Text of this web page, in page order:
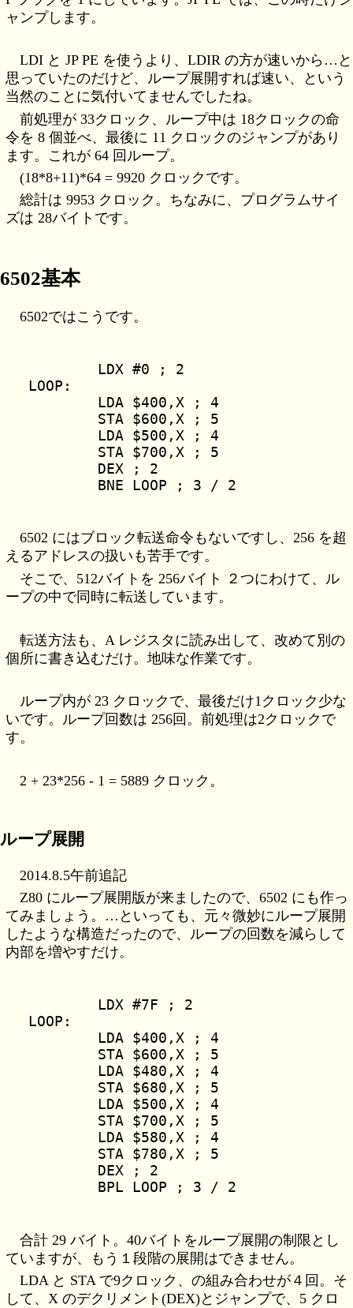
ャンプします。
LDI と JP PE を使うより、LDIR の方が速いから…と
思っていたのだけど、ループ展開すれば速い、という
当然のことに気付いてませんでしたね。
前処理が 33クロック、ループ中は 18クロックの命
令を 8 個並べ、最後に 11 クロックのジャンプがあり
ます。これが 64 回ループ。
(18*8+11)*64 = 9920 クロックです。
総計は 9953 クロック。ちなみに、プログラムサイ
ズは 28バイトです。
6502基本
6502ではこうです。
LOOP:
6502 にはブロック転送命令もないですし、256 を超
えるアドレスの扱いも苦手です。
そこで、512バイトを 256バイト ２つにわけて、ル
ープの中で同時に転送しています。
転送方法も、A レジスタに読み出して、改めて別の
個所に書き込むだけ。地味な作業です。
ループ内が 23 クロックで、最後だけ1クロック少な
いです。ループ回数は 256回。前処理は2クロックで
す。
2 + 23*256 - 1 = 5889 クロック。
ループ展開
2014.8.5午前追記
Z80 にループ展開版が来ましたので、6502 にも作っ
てみましょう。…といっても、元々微妙にループ展開
したような構造だったので、ループの回数を減らして
内部を増やすだけ。
LOOP:
合計 29 バイト。40バイトをループ展開の制限とし
ていますが、もう１段階の展開はできません。
LDA と STA で9クロック、の組み合わせが４回。そ
して、X のデクリメント(DEX)とジャンプで、5 クロ